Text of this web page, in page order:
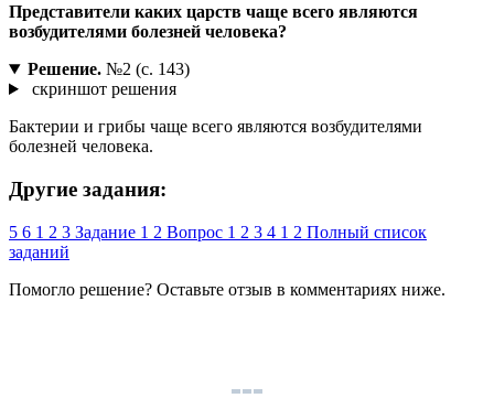
Представители каких царств чаще всего являются
возбудителями болезней человека?
Решение.№2 (с. 143)
скриншот решения
Бактерии и грибы чаще всего являются возбудителями
болезней человека.
Другие задания:
5 6 1 2 3 Задание 1 2 Вопрос 1 2 3 4 1 2 Полный список
заданий
Помогло решение? Оставьте отзыв в комментариях ниже.